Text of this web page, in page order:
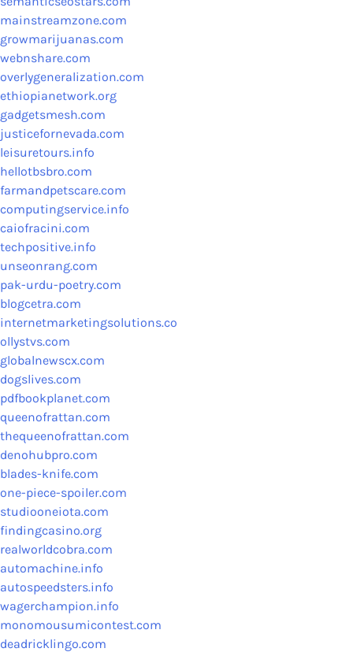
mainstreamzone.com
growmarijuanas.com
webnshare.com
overlygeneralization.com
ethiopianetwork.org
gadgetsmesh.com
justicefornevada.com
leisuretours.info
hellotbsbro.com
farmandpetscare.com
computingservice.info
caiofracini.com
techpositive.info
unseonrang.com
pak-urdu-poetry.com
blogcetra.com
internetmarketingsolutions.co
ollystvs.com
globalnewscx.com
dogslives.com
pdfbookplanet.com
queenofrattan.com
thequeenofrattan.com
denohubpro.com
blades-knife.com
one-piece-spoiler.com
studiooneiota.com
findingcasino.org
realworldcobra.com
automachine.info
autospeedsters.info
wagerchampion.info
monomousumicontest.com
deadricklingo.com